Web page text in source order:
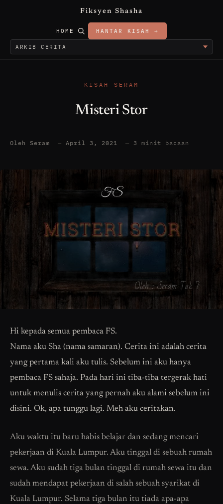
Fiksyen Shasha
HOME HANTAR KISAH →
KISAH SERAM
Misteri Stor
Oleh Seram — April 3, 2021 — 3 minit bacaan
Hi kepada semua pembaca FS.
Nama aku Sha (nama samaran). Cerita ini adalah cerita
yang pertama kali aku tulis. Sebelum ini aku hanya
pembaca FS sahaja. Pada hari ini tiba-tiba tergerak hati
untuk menulis cerita yang pernah aku alami sebelum ini
disini. Ok, apa tunggu lagi. Meh aku ceritakan.
Aku waktu itu baru habis belajar dan sedang mencari
pekerjaan di Kuala Lumpur. Aku tinggal di sebuah rumah
sewa. Aku sudah tiga bulan tinggal di rumah sewa itu dan
sudah mendapat pekerjaan di salah sebuah syarikat di
Kuala Lumpur. Selama tiga bulan itu tiada apa-apa